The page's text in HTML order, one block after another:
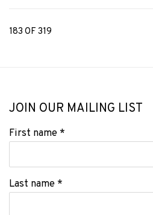
183 OF 319
JOIN OUR MAILING LIST
First name *
Last name *